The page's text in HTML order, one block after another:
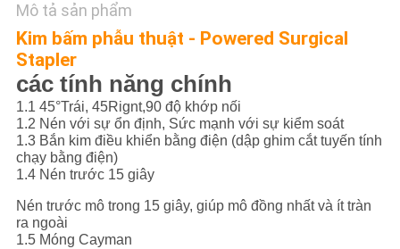
PRIVACY
POLICY
Mô tả sản phẩm
Kim bấm phẫu thuật - Powered Surgical
Stapler
các tính năng chính
1.1 45°Trái, 45Rignt,90 độ khớp nối
1.2 Nén với sự ổn định, Sức mạnh với sự kiểm soát
1.3 Bắn kim điều khiển bằng điện (dập ghim cắt tuyến tính
chạy bằng điện)
1.4 Nén trước 15 giây
Nén trước mô trong 15 giây, giúp mô đồng nhất và ít tràn
ra ngoài
1.5 Móng Cayman